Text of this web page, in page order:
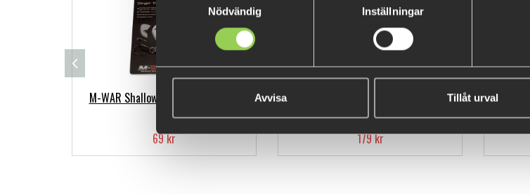
Nödvändig
Inställningar
Avvisa Tillåt urval
M-WAR Shallow Single Stinger 1/0
69 kr
Rigg 3-pack
179 kr